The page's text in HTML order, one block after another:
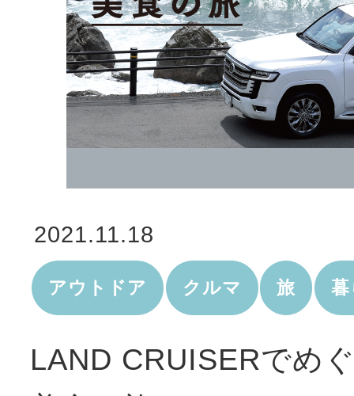
2021.11.18
アウトドア クルマ 旅
LAND CRUISERでめ